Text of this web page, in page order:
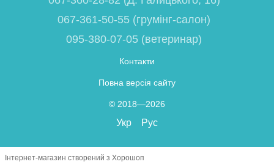
067-361-50-55 (грумінг-салон)
095-380-07-05 (ветеринар)
Контакти
Повна версія сайту
© 2018—2026
Укр Рус
Інтернет-магазин створений з Хорошоп